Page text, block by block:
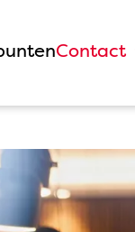
Contact